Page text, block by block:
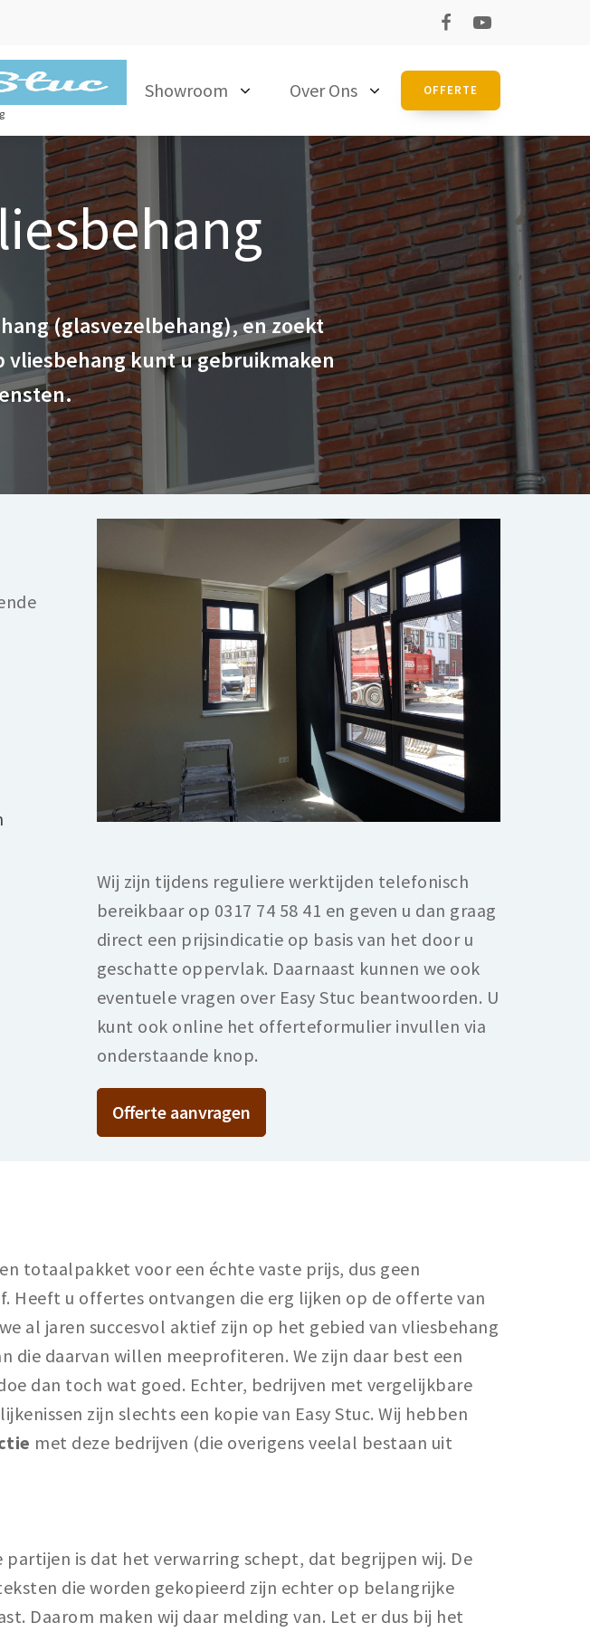
Showroom Over Ons OFFERTE
(glasvezelbehang), en zoekt
vliesbehang kunt u gebruikmaken
Wij zijn tijdens reguliere werktijden telefonisch
bereikbaar op 0317 74 58 41 en geven u dan graag
direct een prijsindicatie op basis van het door u
geschatte oppervlak. Daarnaast kunnen we ook
eventuele vragen over Easy Stuc beantwoorden. U
kunt ook online het offerteformulier invullen via
onderstaande knop.
Offerte aanvragen
totaalpakket voor een échte vaste prijs, dus geen
Heeft u offertes ontvangen die erg lijken op de offerte van
al jaren succesvol aktief zijn op het gebied van vliesbehang
die daarvan willen meeprofiteren. We zijn daar best een
dan toch wat goed. Echter, bedrijven met vergelijkbare
zijn slechts een kopie van Easy Stuc. Wij hebben
met deze bedrijven (die overigens veelal bestaan uit
partijen is dat het verwarring schept, dat begrijpen wij. De
die worden gekopieerd zijn echter op belangrijke
Daarom maken wij daar melding van. Let er dus bij het